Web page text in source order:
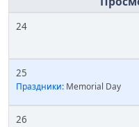
24
25
Праздники: Memorial Day
26